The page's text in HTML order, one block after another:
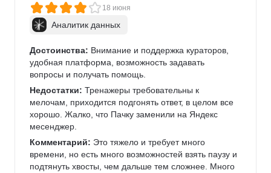
18 июня
Аналитик данных
Достоинства: Внимание и поддержка кураторов,
удобная платформа, возможность задавать
вопросы и получать помощь.
Недостатки: Тренажеры требовательны к
мелочам, приходится подгонять ответ, в целом все
хорошо. Жалко, что Пачку заменили на Яндекс
месенджер.
Комментарий: Это тяжело и требует много
времени, но есть много возможностей взять паузу и
подтянуть хвосты, чем дальше тем сложнее. Много